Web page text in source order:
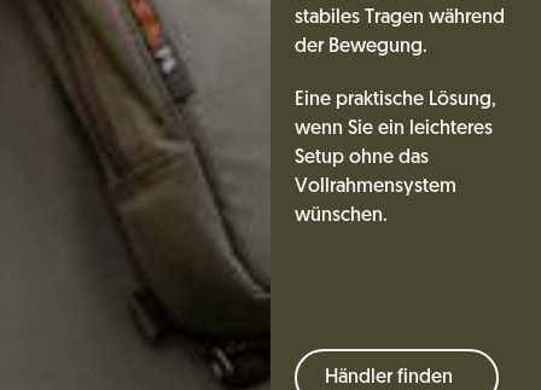
stabiles Tragen während
der Bewegung.
Eine praktische Lösung,
wenn Sie ein leichteres
Setup ohne das
Vollrahmensystem
wünschen.
Händler finden